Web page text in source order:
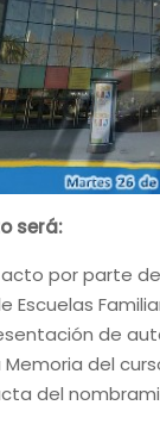
será:
por parte
Escuelas
de
del
del